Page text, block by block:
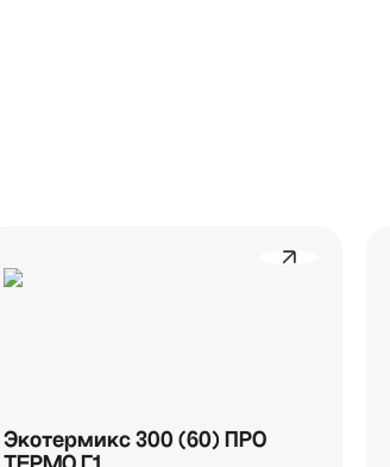
Экотермикс 300 (60) ПРО